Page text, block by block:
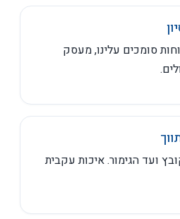
לקוחות סומכים עלינו, מעסק
ועד הגימור. איכות עקבית